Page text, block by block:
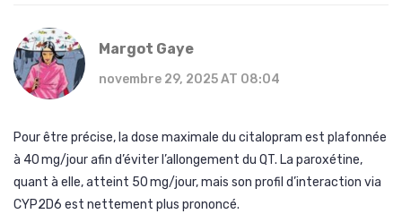
Margot Gaye
novembre 29, 2025 AT 08:04
Pour être précise, la dose maximale du citalopram est plafonnée
à 40 mg/jour afin d’éviter l’allongement du QT. La paroxétine,
quant à elle, atteint 50 mg/jour, mais son profil d’interaction via
CYP2D6 est nettement plus prononcé.